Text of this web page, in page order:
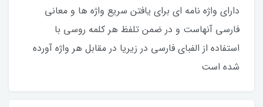
دارای واژه نامه ای برای یافتن سریع واژه ها و معانی
فارسی آنهاست و در ضمن تلفظ هر کلمه روسی با
استفاده از الفبای فارسی در زیریا در مقابل هر واژه آورده
شده است